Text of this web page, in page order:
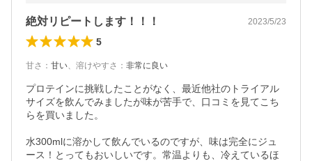
絶対リピートします！！！ 2023/5/23
5
甘さ ： 甘い、 溶けやすさ ： 非常に良い
プロテインに挑戦したことがなく、最近他社のトライアル
サイズを飲んでみましたが味が苦手で、口コミを見てこち
らを買いました。
水300mlに溶かして飲んでいるのですが、味は完全にジュ
ース！とってもおいしいです。常温よりも、冷えているほ